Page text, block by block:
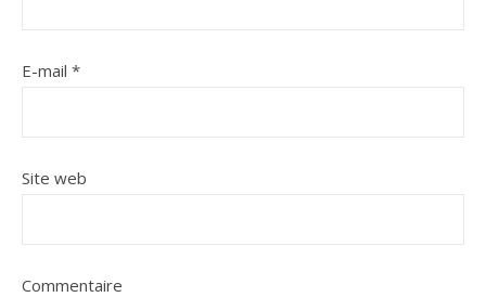
E-mail *
Site web
Commentaire